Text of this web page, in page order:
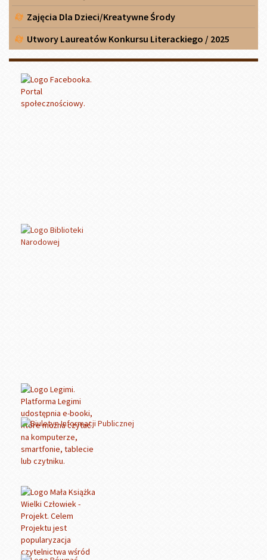
Zajęcia Dla Dzieci/Kreatywne Środy
Utwory Laureatów Konkursu Literackiego / 2025